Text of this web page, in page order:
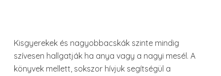
Kisgyerekek és nagyobbacskák szinte mindig
szívesen hallgatják ha anya vagy a nagyi mesél. A
könyvek mellett, sokszor hívjuk segítségül a